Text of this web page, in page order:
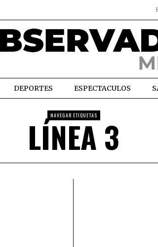
DEPORTES ESPECTACULOS
NAVEGAR ETIQUETAS
LÍNEA 3